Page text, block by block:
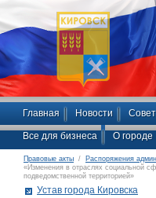
Главная Новости
Все для бизнеса О городе
Правовые акты / Распоряжения
«Изменения в отраслях социальной
подведомственной территорией»
Устав города Кировска